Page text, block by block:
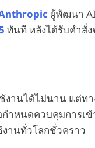
ผู้พัฒนา
ทันที หลังได้รับคำสั่ง
งานได้ไม่นาน แต่
หนดควบคุมการเข้
งานทั่วโลกชั่วคราว